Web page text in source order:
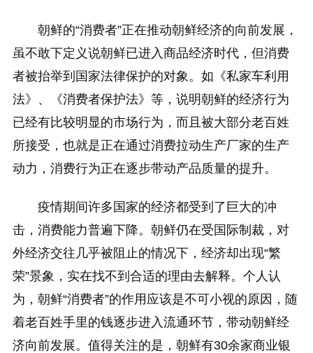
朝鲜的“消费者”正在推动朝鲜经济的向前发展，
虽不敢下定义说朝鲜已进入商品经济时代，但消费
者被抬举到国家法律保护的对象。如《私家车利用
法》、《消费者保护法》等，说明朝鲜的经济行为
已经有比较明显的市场行为，而且被大部分老百姓
所接受，也就是正在通过消费拉动生产厂家的生产
动力，消费行为正在逐步带动产品质量的提升。
疫情期间许多国家的经济都受到了巨大的冲
击，消费能力普遍下降。朝鲜仍在受国际制裁，对
外经济交往几乎被阻止的情况下，经济却出现“繁
荣”景象，实在找不到合适的理由去解释。个人认
为，朝鲜“消费者”的作用应该是不可小视的原因，随
着老百姓手里的钱逐步进入流通环节，带动朝鲜经
济向前发展。值得关注的是，朝鲜有30余家商业银